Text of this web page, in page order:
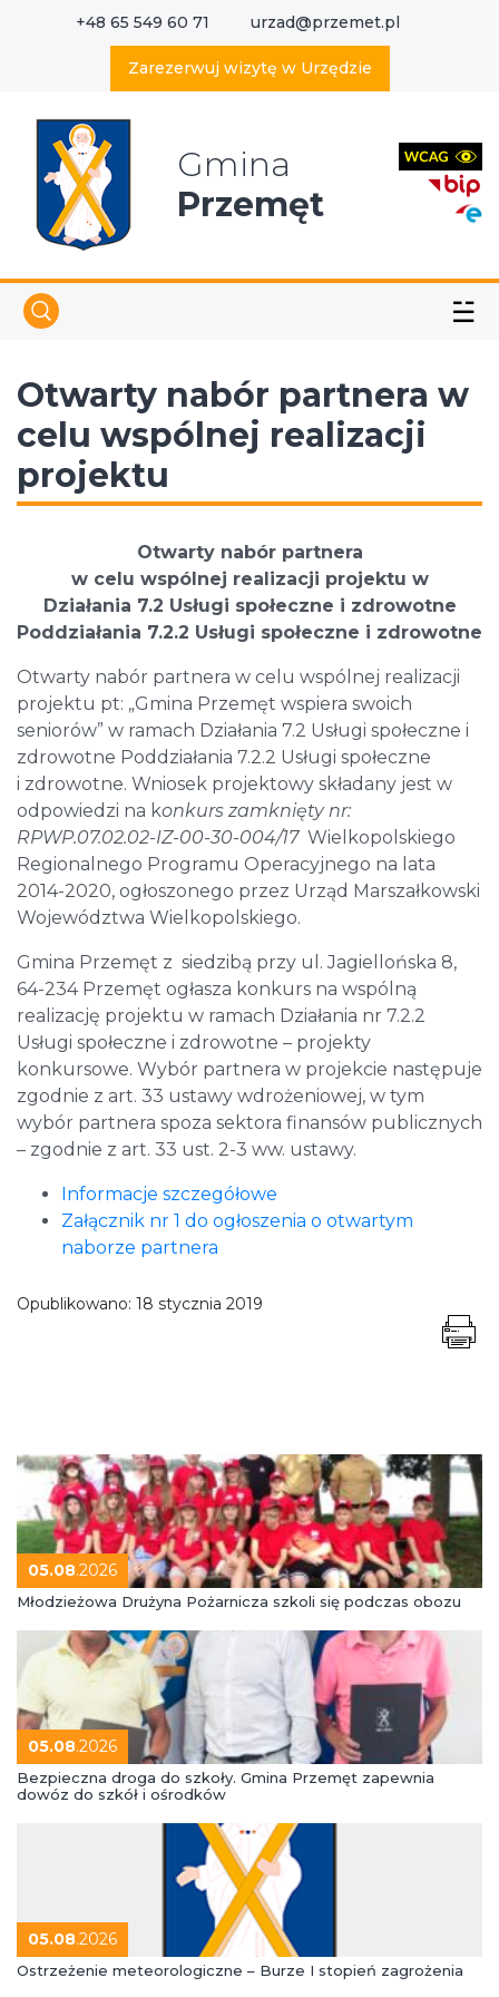
+48 65 549 60 71 urzad@przemet.pl
Zarezerwuj wizytę w Urzędzie
Gmina
Przemęt
☱
Otwarty nabór partnera w
celu wspólnej realizacji
projektu
Otwarty nabór partnera
w celu wspólnej realizacji projektu w
Działania 7.2 Usługi społeczne i zdrowotne
Poddziałania 7.2.2 Usługi społeczne i zdrowotne
Otwarty nabór partnera w celu wspólnej realizacji
projektu pt: „Gmina Przemęt wspiera swoich
seniorów” w ramach Działania 7.2 Usługi społeczne i
zdrowotne Poddziałania 7.2.2 Usługi społeczne
i zdrowotne. Wniosek projektowy składany jest w
odpowiedzi na konkurs zamknięty nr:
RPWP.07.02.02-IZ-00-30-004/17 Wielkopolskiego
Regionalnego Programu Operacyjnego na lata
2014-2020, ogłoszonego przez Urząd Marszałkowski
Województwa Wielkopolskiego.
Gmina Przemęt z siedzibą przy ul. Jagiellońska 8,
64-234 Przemęt ogłasza konkurs na wspólną
realizację projektu w ramach Działania nr 7.2.2
Usługi społeczne i zdrowotne – projekty
konkursowe. Wybór partnera w projekcie następuje
zgodnie z art. 33 ustawy wdrożeniowej, w tym
wybór partnera spoza sektora finansów publicznych
– zgodnie z art. 33 ust. 2-3 ww. ustawy.
Informacje szczegółowe
Załącznik nr 1 do ogłoszenia o otwartym
naborze partnera
Opublikowano: 18 stycznia 2019
05.08.2026
Młodzieżowa Drużyna Pożarnicza szkoli się podczas obozu
05.08.2026
Bezpieczna droga do szkoły. Gmina Przemęt zapewnia
dowóz do szkół i ośrodków
05.08.2026
Ostrzeżenie meteorologiczne – Burze I stopień zagrożenia
Wyszukaj w serwisie